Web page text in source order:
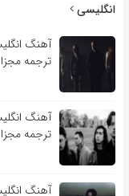
انگلیسی
ترجمه مجزا
ترجمه مجزا